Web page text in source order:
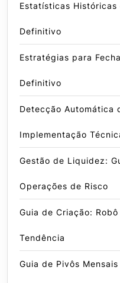
Estatísticas Históricas
Definitivo
Estratégias para
Definitivo
Detecção Automática
Implementação
Gestão de Liquidez:
Operações de Risco
Guia de Criação:
Tendência
Guia de Pivôs